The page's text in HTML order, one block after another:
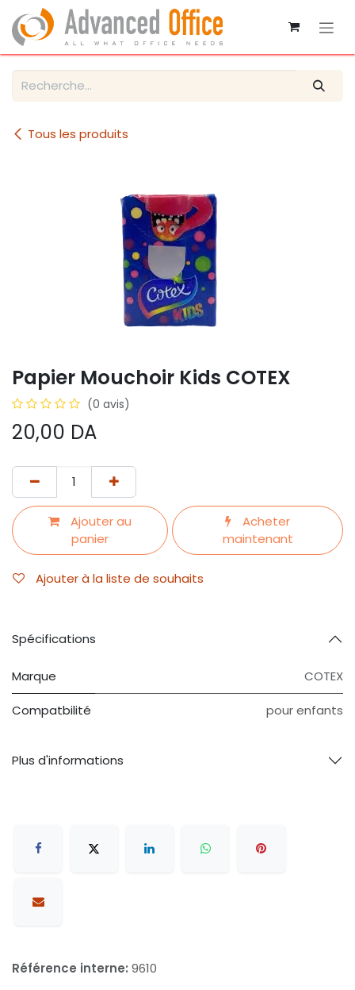
Se rendre au contenu
Tous les produits
Papier Mouchoir Kids COTEX
(0 avis)
20,00 DA
Ajouter au
panier
Acheter
maintenant
Ajouter à la liste de souhaits
Spécifications
Marque COTEX
Compatbilité pour enfants
Plus d'informations
Référence interne: 9610